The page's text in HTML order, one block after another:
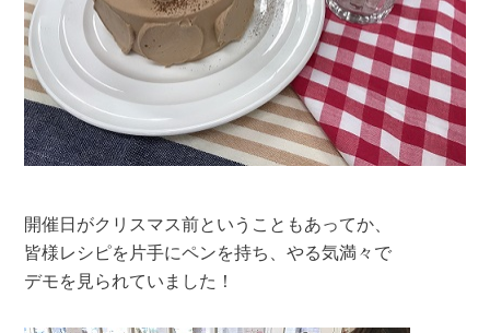
開催日がクリスマス前ということもあってか、
皆様レシピを片手にペンを持ち、やる気満々で
デモを見られていました！